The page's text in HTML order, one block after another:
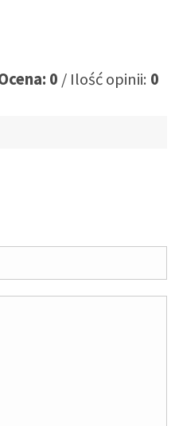
0 / Ilość opinii: 0